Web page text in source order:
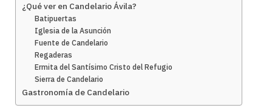
¿Qué ver en Candelario Ávila?
Batipuertas
Iglesia de la Asunción
Fuente de Candelario
Regaderas
Ermita del Santísimo Cristo del Refugio
Sierra de Candelario
Gastronomía de Candelario